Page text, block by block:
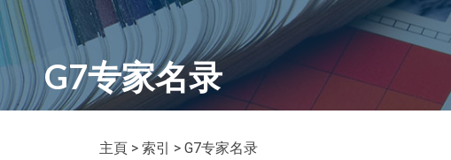
G7专家名录
主頁 > 索引 > G7专家名录